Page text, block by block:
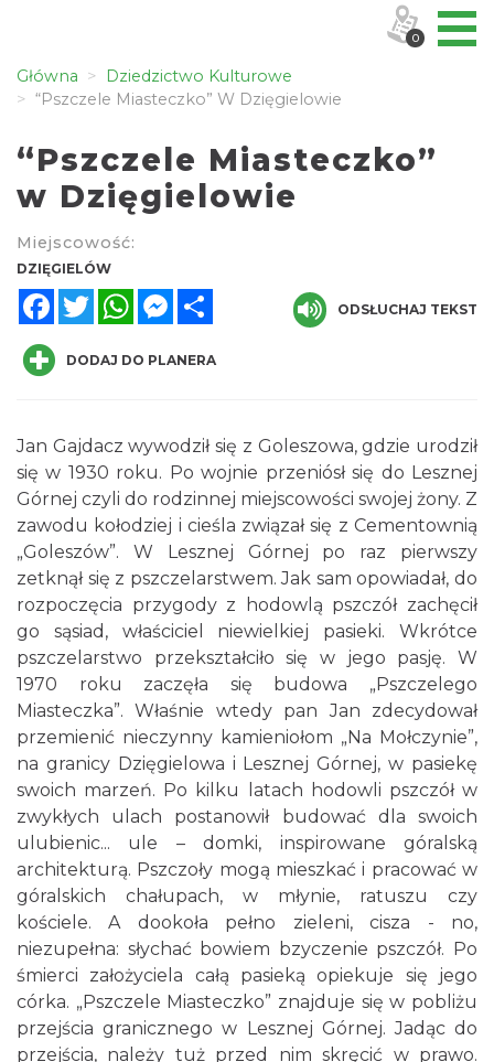
Główna
Dziedzictwo Kulturowe
“Pszczele Miasteczko” W Dzięgielowie
“Pszczele Miasteczko”
w Dzięgielowie
Miejscowość:
DZIĘGIELÓW
FacebookTwitterWhatsAppMessenger
ODSŁUCHAJ TEKST
DODAJ DO PLANERA
Jan Gajdacz wywodził się z Goleszowa, gdzie urodził
się w 1930 roku. Po wojnie przeniósł się do Lesznej
Górnej czyli do rodzinnej miejscowości swojej żony. Z
zawodu kołodziej i cieśla związał się z Cementownią
„Goleszów”. W Lesznej Górnej po raz pierwszy
zetknął się z pszczelarstwem. Jak sam opowiadał, do
rozpoczęcia przygody z hodowlą pszczół zachęcił
go sąsiad, właściciel niewielkiej pasieki. Wkrótce
pszczelarstwo przekształciło się w jego pasję. W
1970 roku zaczęła się budowa „Pszczelego
Miasteczka”. Właśnie wtedy pan Jan zdecydował
przemienić nieczynny kamieniołom „Na Mołczynie”,
na granicy Dzięgielowa i Lesznej Górnej, w pasiekę
swoich marzeń. Po kilku latach hodowli pszczół w
zwykłych ulach postanowił budować dla swoich
ulubienic... ule – domki, inspirowane góralską
architekturą. Pszczoły mogą mieszkać i pracować w
góralskich chałupach, w młynie, ratuszu czy
kościele. A dookoła pełno zieleni, cisza - no,
niezupełna: słychać bowiem bzyczenie pszczół. Po
śmierci założyciela całą pasieką opiekuje się jego
córka. „Pszczele Miasteczko” znajduje się w pobliżu
przejścia granicznego w Lesznej Górnej. Jadąc do
przejścia, należy tuż przed nim skręcić w prawo.
0